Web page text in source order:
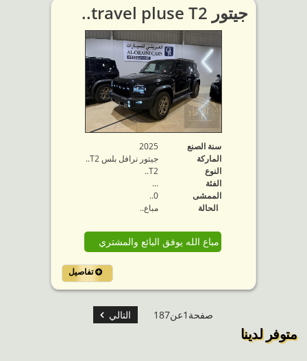
جيتور travel pluse T2..
سنة الصنع
2025
الماركة
جيتور نرافل بلس T2..
النوع
T2..
الفئة
...
الممشى
0..
الحالة
مباع..
مباع الله يوفق البائع والمشتري
تفاصيل
صفحة1عن187 التالي
متوفر لدينا